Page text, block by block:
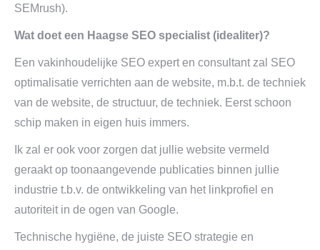
SEMrush).
Wat doet een Haagse SEO specialist (idealiter)?
Een vakinhoudelijke SEO expert en consultant zal SEO
optimalisatie verrichten aan de website, m.b.t. de techniek
van de website, de structuur, de techniek. Eerst schoon
schip maken in eigen huis immers.
Ik zal er ook voor zorgen dat jullie website vermeld
geraakt op toonaangevende publicaties binnen jullie
industrie t.b.v. de ontwikkeling van het linkprofiel en
autoriteit in de ogen van Google.
Technische hygiëne, de juiste SEO strategie en